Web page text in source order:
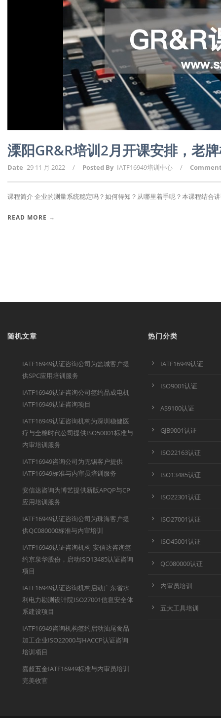
溧阳GR&R培训2月开课安排，老
Date 29 11 月 2022 / Posted By IATF16949培训中心 /
课程简介 企业的测量系统稳定吗？如何得知？从哪里着手呢？本课程结合
READ MORE →
随机文章
IATF16949认证咨询公司为盐城客户提
供SPC应用培训服务
IATF16949认证咨询公司签约品成电机
IATF16949认证咨询项目
IATF16949认证咨询机构为深圳稳健医
疗与全棉时代公司提供ISO50001标准与
内审培训服务
IATF16949咨询公司为无锡客户提供
IATF16949标准与内审员培训服务
安信达咨询为博艺提供新版APQP与CP
应用培训服务
IATF16949认证咨询公司为珠海客户提
供QC080000标准与内审培训
IATF16949认证咨询机构-安信达咨询签
约京泉华股份，启动ISO13485认证咨询
项目
IATF16949认证咨询机构启动广东省水
利电力勘测设计院ISO27001信息安全体
系建设项目
IATF16949咨询机构签约启动汕尾食品
加工企业ISO22000与HACCP认证咨询
培训项目
嘉超五金IATF16949标准与内审员培训
完美收官
热门分类
IATF16949认证
ISO9001认证
AS9100认证
GJB9001认证
ISO22163认证
ISO13485认证
ISO22301认证
ISO27001认证
ISO45001认证
QC080000认证
内审员培训
五大工具培训